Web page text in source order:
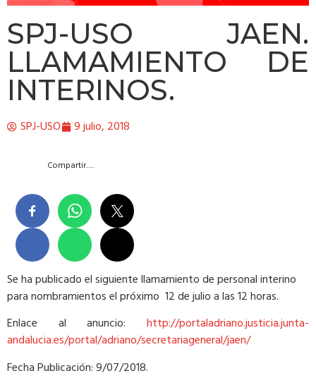
SPJ-USO JAEN.
LLAMAMIENTO DE
INTERINOS.
SPJ-USO 9 julio, 2018
Compartir….
Se ha publicado el siguiente llamamiento de personal interino
para nombramientos el próximo 12 de julio a las 12 horas.
Enlace al anuncio: http://portaladriano.justicia.junta-
andalucia.es/portal/adriano/secretariageneral/jaen/
Fecha Publicación: 9/07/2018.